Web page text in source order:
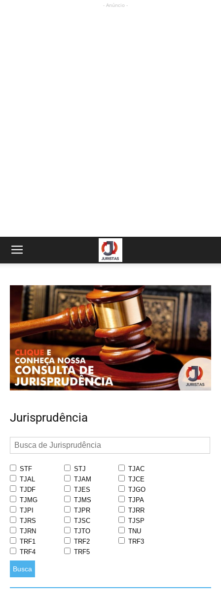
- Anúncio -
Jurisprudência
STF STJ
TJAC
TJAL
TJAM
TJCE
TJDF
TJES
TJGO
TJMG
TJMS
TJPA
TJPI
TJPR
TJRR
TJRS
TJSC
TJSP
TJRN
TJTO
TNU
TRF1
TRF2
TRF3
TRF4
TRF5
Busca